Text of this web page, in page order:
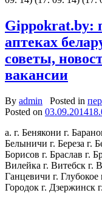
Gippokrat.by:
аптеках
советы,
вакансии
By admin Posted in
Posted on 03.09.2014
а. г. Бенякони г.
Белыничи г. Береза г.
Борисов г. Браслав г.
Вилейка г. Витебск г.
Ганцевичи г. Глубокое
Городок г.